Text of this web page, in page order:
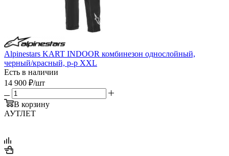
Alpinestars KART INDOOR комбинезон однослойный,
черный/красный, р-р XXL
Есть в наличии
14 900 ₽/шт
В корзину
АУТЛЕТ